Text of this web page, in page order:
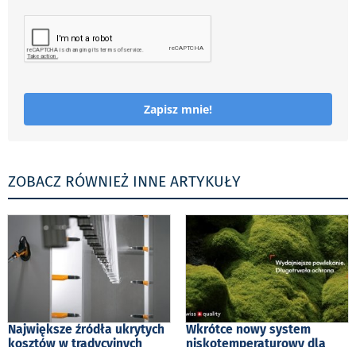
Zapisz mnie!
ZOBACZ RÓWNIEŻ INNE ARTYKUŁY
Największe źródła ukrytych
kosztów w tradycyjnych
Wkrótce nowy system
niskotemperaturowy dla